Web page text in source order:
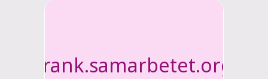
frank.samarbetet.org